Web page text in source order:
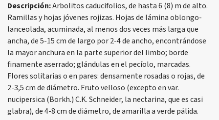
Descripción:Arbolitos caducifolios, de hasta 6 (8) m de alto.
Ramillas y hojas jóvenes rojizas. Hojas de lámina oblongo-
lanceolada, acuminada, al menos dos veces más larga que
ancha, de 5-15 cm de largo por 2-4 de ancho, encontrándose
la mayor anchura en la parte superior del limbo; borde
finamente aserrado; glándulas en el pecíolo, marcadas.
Flores solitarias o en pares: densamente rosadas o rojas, de
2-3,5 cm de diámetro. Fruto velloso (excepto en var.
nucipersica (Borkh.) C.K. Schneider, la nectarina, que es casi
glabra), de 4-8 cm de diámetro, de amarilla a verde pálida.